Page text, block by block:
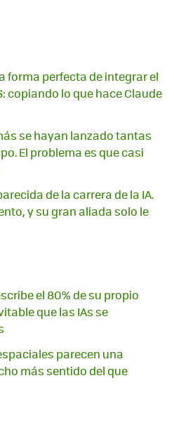
forma perfecta de integrar el
copiando lo que hace Claude
se hayan lanzado tantas
El problema es que casi
de la carrera de la IA.
y su gran aliada solo le
el 80% de su propio
que las IAs se
parecen una
más sentido del que